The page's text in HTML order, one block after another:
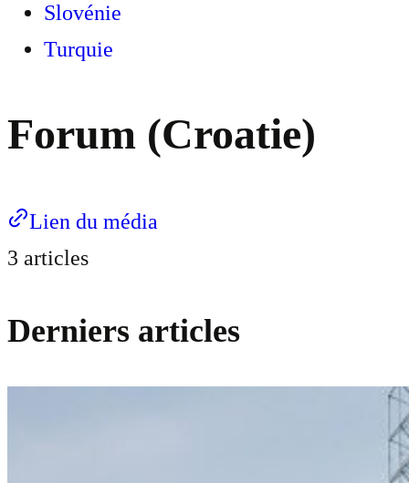
Slovénie
Turquie
Forum (Croatie)
Lien du média
3 articles
Derniers articles